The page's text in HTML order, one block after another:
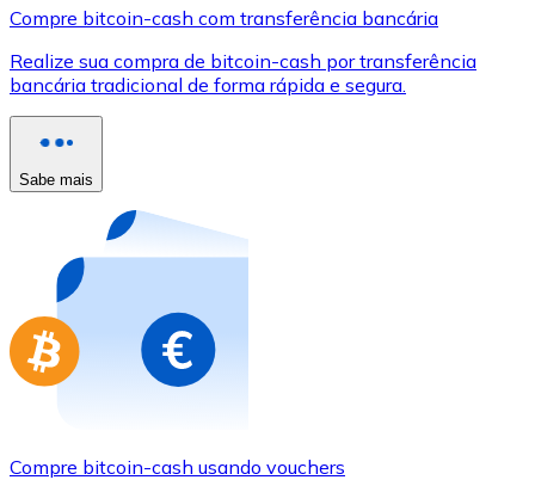
Cartão de crédito / débito
Use cartões Visa e Mastercard para comprar
Comprar com cartão
Loja - Cartões-presente
Novo
Compre cartões-presente das suas marcas favoritas
Ir para a loja de cartões-presente
Compre bitcoin-cash com transferência bancária
Realize sua compra de bitcoin-cash por transferência
bancária tradicional de forma rápida e segura.
Sabe mais
Compre bitcoin-cash usando vouchers